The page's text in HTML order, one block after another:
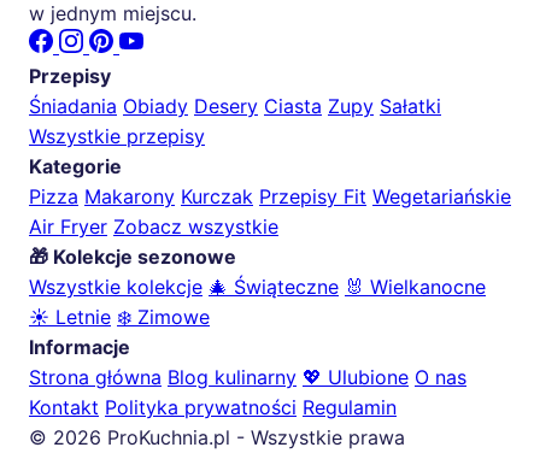
w jednym miejscu.
Przepisy
Śniadania Obiady Desery Ciasta Zupy Sałatki
Wszystkie przepisy
Kategorie
Pizza Makarony Kurczak Przepisy Fit Wegetariańskie
Air Fryer Zobacz wszystkie
🎁 Kolekcje sezonowe
Wszystkie kolekcje 🎄 Świąteczne 🐰 Wielkanocne
☀️ Letnie ❄️ Zimowe
Informacje
Strona główna Blog kulinarny 💖 Ulubione O nas
Kontakt Polityka prywatności Regulamin
© 2026 ProKuchnia.pl - Wszystkie prawa